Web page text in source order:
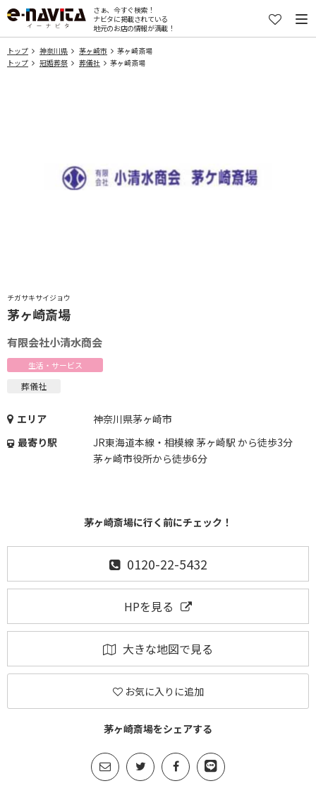
さぁ、今すぐ検索！
ナビタに掲載されている
地元のお店の情報が満載！
トップ 神奈川県 茅ヶ崎市
茅ヶ崎斎場
トップ
冠婚葬祭 葬儀社 茅ヶ崎斎場
チガサキサイジョウ
茅ヶ崎斎場
有限会社小清水商会
生活・サービス
葬儀社
エリア
神奈川県茅ヶ崎市
最寄り駅
JR東海道本線・相模線 茅ヶ崎駅 から徒歩3分
茅ヶ崎市役所から徒歩6分
茅ヶ崎斎場に行く前にチェック！
0120-22-5432
HPを見る
大きな地図で見る
お気に入りに追加
茅ヶ崎斎場をシェアする